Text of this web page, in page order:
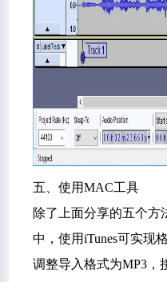
五、使用MAC工具
除了上面分享的五个方
中，使用iTunes可实现
调整导入格式为MP3，